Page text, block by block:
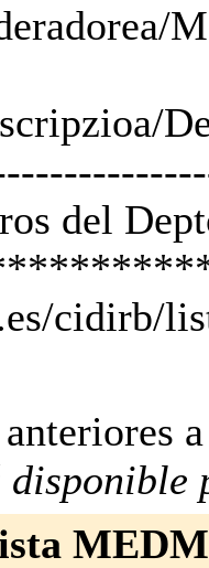
del
cidirb/